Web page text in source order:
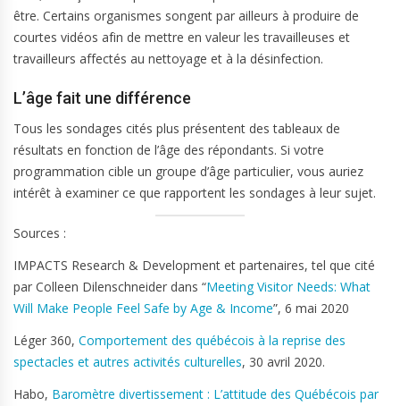
être. Certains organismes songent par ailleurs à produire de
courtes vidéos afin de mettre en valeur les travailleuses et
travailleurs affectés au nettoyage et à la désinfection.
L’âge fait une différence
Tous les sondages cités plus présentent des tableaux de
résultats en fonction de l’âge des répondants. Si votre
programmation cible un groupe d’âge particulier, vous auriez
intérêt à examiner ce que rapportent les sondages à leur sujet.
Sources :
IMPACTS Research & Development et partenaires, tel que cité
par Colleen Dilenschneider dans “Meeting Visitor Needs: What
Will Make People Feel Safe by Age & Income”, 6 mai 2020
Léger 360, Comportement des québécois à la reprise des
spectacles et autres activités culturelles, 30 avril 2020.
Habo, Baromètre divertissement : L’attitude des Québécois par